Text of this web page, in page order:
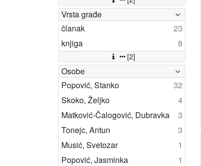
Vrsta građe
članak
23
knjiga
8
[2]
Osobe
Popović, Stanko
32
Skoko, Željko
4
Matković-Čalogović, Dubravka
3
Tonejc, Antun
3
Musić, Svetozar
1
Popović, Jasminka
1